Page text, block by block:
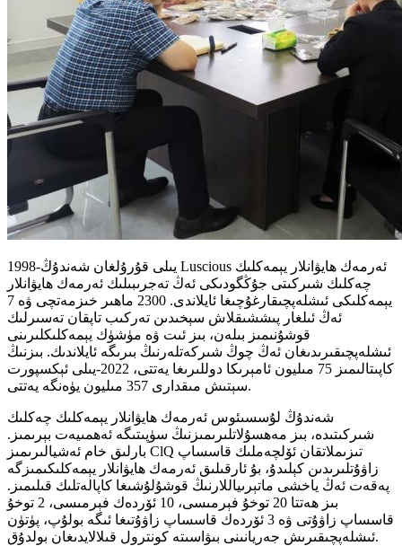
1998-يىلى قۇرۇلغان شەندۇڭ Luscious ئەرمەك ھايۋانلار يېمەكلىك
چەكلىك شىركىتى جۇڭگودىكى ئەڭ تەجرىبىلىك ئەرمەك ھايۋانلار
يېمەكلىكى ئىشلەپچىقارغۇچىغا ئايلاندى. 2300 ماھىر خىزمەتچى ۋە 7
ئەڭ ئىلغار پىششىقلاش سېخىدىن تەركىب تاپقان تەسىرلىك
قوشۇنىمىز بىلەن، بىز ئىت ۋە مۈشۈك يېمەكلىكلىرىنى
ئىشلەپچىقىرىدىغان ئەڭ چوڭ شىركەتلەرنىڭ بىرىگە ئايلاندىك. بىزنىڭ
كاپىتالىمىز 75 مىليون ئامېرىكا دوللىرىغا يەتتى، 2022-يىلى ئېكسپورت
سېتىش مىقدارى 357 مىليون يۈەنگە يەتتى.
شەندۇڭ لۇسسىئوس ئەرمەك ھايۋانلار يېمەكلىك چەكلىك
شىركىتىدە، بىز مەھسۇلاتلىرىمىزنىڭ سۈپىتىگە ئەھمىيەت بېرىمىز.
بارلىق خام ئەشيالىرىمىز ClQ تىزىملاتقان ئۆلچەملىك قاسساپ
زاۋۇتلىرىدىن كېلىدۇ، بۇ ئارقىلىق ئەرمەك ھايۋانلار يېمەكلىكىمىزگە
پەقەت ئەڭ ياخشى ماتېرىياللارنىڭ قوشۇلۇشىغا كاپالەتلىك قىلىمىز.
بىز ھەتتا 20 توخۇ فېرمىسى، 10 ئۆردەك فېرمىسى، 2 توخۇ
قاسساپ زاۋۇتى ۋە 3 ئۆردەك قاسساپ زاۋۇتىغا ئىگە بولۇپ، پۈتۈن
ئىشلەپچىقىرىش جەريانىنى بىۋاسىتە كونترول قىلالايدىغان بولدۇق.